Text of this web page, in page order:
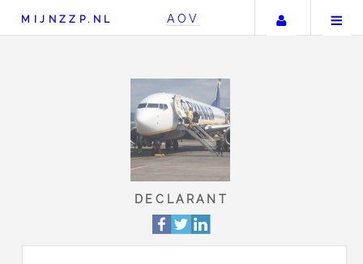
MIJNZZP.NL AOV Uw